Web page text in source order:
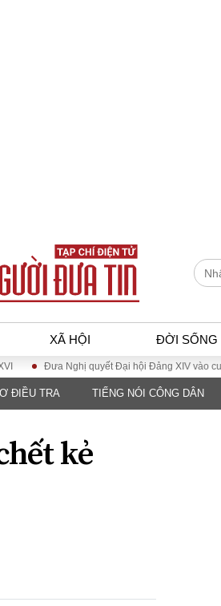
XÃ HỘI ĐỜI SỐNG
TẾ
chính - Ngân
XÃ HỘI
Đưa Nghị quyết Đại hội Đảng XIV vào cuộc sống
ĐIỀU TRA TIẾNG NÓI CÔNG DÂN
kẻ